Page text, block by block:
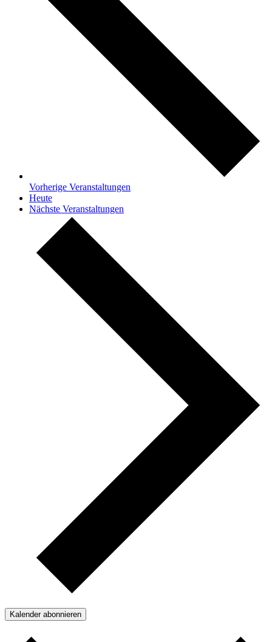
Vorherige Veranstaltungen
Heute
Nächste Veranstaltungen
Kalender abonnieren